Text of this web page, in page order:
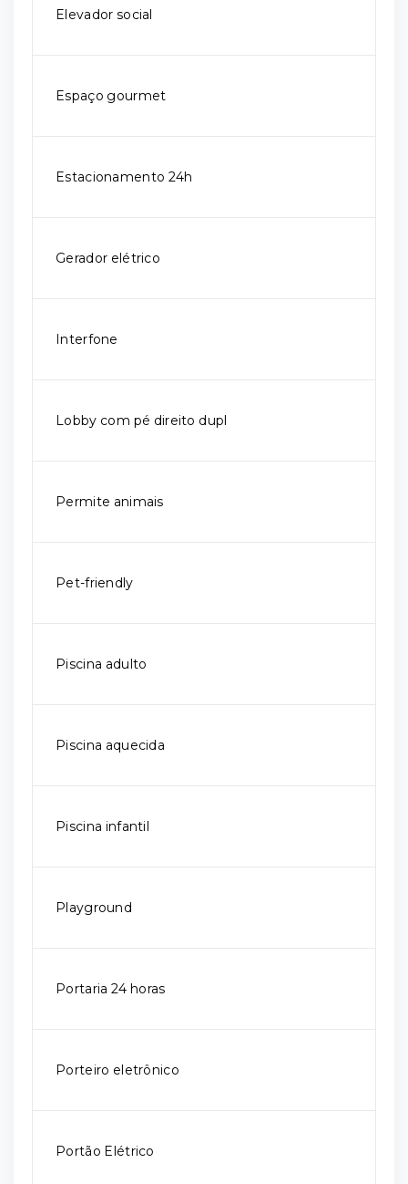
Elevador social
Espaço gourmet
Estacionamento 24h
Gerador elétrico
Interfone
Lobby com pé direito dupl
Permite animais
Pet-friendly
Piscina adulto
Piscina aquecida
Piscina infantil
Playground
Portaria 24 horas
Porteiro eletrônico
Portão Elétrico